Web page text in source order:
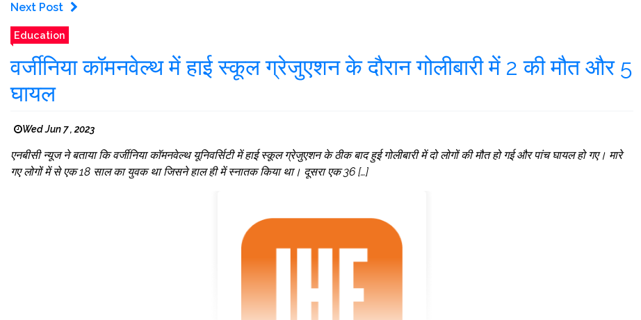
Next Post
Education
वर्जीनिया कॉमनवेल्थ में हाई स्कूल ग्रेजुएशन के दौरान गोलीबारी में 2 की मौत और 5
घायल
Wed Jun 7 , 2023
एनबीसी न्यूज ने बताया कि वर्जीनिया कॉमनवेल्थ यूनिवर्सिटी में हाई स्कूल ग्रेजुएशन के ठीक बाद हुई गोलीबारी में दो लोगों की मौत हो गई और पांच घायल हो गए। मारे
गए लोगों में से एक 18 साल का युवक था जिसने हाल ही में स्नातक किया था। दूसरा एक 36 […]